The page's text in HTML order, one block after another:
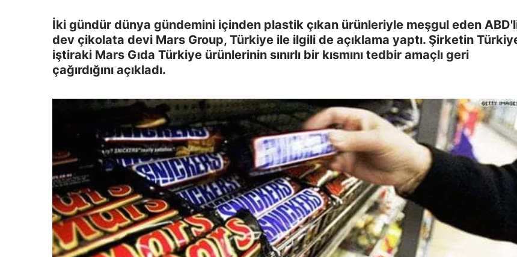
İki gündür dünya gündemini içinden plastik çıkan ürünleriyle meşgul eden
dev çikolata devi Mars Group, Türkiye ile ilgili de açıklama yaptı. Şirketin
iştiraki Mars Gıda Türkiye ürünlerinin sınırlı bir kısmını tedbir amaçlı geri
çağırdığını açıkladı.